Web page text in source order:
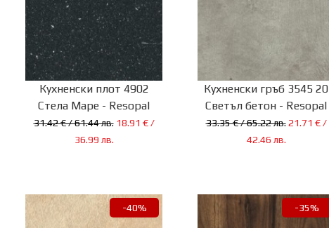
Кухненски плот 4902
Стела Маре - Resopal
31.42 € / 61.44 лв. 18.91 € /
36.99 лв.
Кухненски гръб 3545 20
Светъл бетон - Resopal
33.35 € / 65.22 лв. 21.71 € /
42.46 лв.
-40% -35%